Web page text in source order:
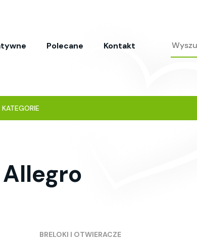
Polecane Kontakt
BRELOKI I OTWIERACZE